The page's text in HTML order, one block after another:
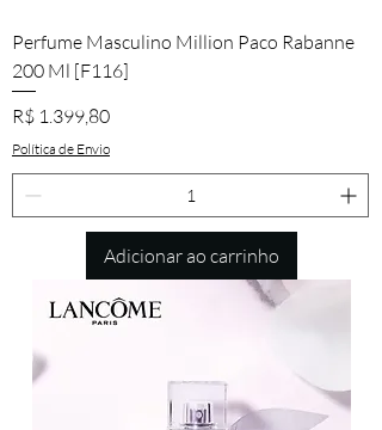
Perfume Masculino Million Paco Rabanne
200 Ml [F116]
Preço
R$ 1.399,80
Política de Envio
Adicionar ao carrinho